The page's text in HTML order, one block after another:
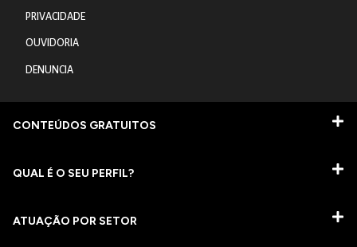
PRIVACIDADE
OUVIDORIA
DENUNCIA
CONTEÚDOS GRATUITOS
QUAL É O SEU PERFIL?
ATUAÇÃO POR SETOR